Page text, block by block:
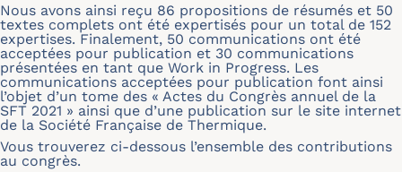
Nous avons ainsi reçu 86 propositions de résumés et 50
textes complets ont été expertisés pour un total de 152
expertises. Finalement, 50 communications ont été
acceptées pour publication et 30 communications
présentées en tant que Work in Progress. Les
communications acceptées pour publication font ainsi
l’objet d’un tome des « Actes du Congrès annuel de la
SFT 2021 » ainsi que d’une publication sur le site internet
de la Société Française de Thermique.
Vous trouverez ci-dessous l’ensemble des contributions
au congrès.